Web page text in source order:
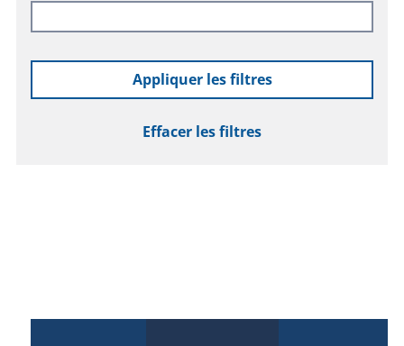
Appliquer les filtres
Effacer les filtres